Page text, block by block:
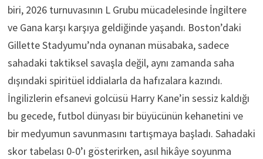
biri, 2026 turnuvasının L Grubu mücadelesinde İngiltere
ve Gana karşı karşıya geldiğinde yaşandı. Boston’daki
Gillette Stadyumu’nda oynanan müsabaka, sadece
sahadaki taktiksel savaşla değil, aynı zamanda saha
dışındaki spiritüel iddialarla da hafızalara kazındı.
İngilizlerin efsanevi golcüsü Harry Kane’in sessiz kaldığı
bu gecede, futbol dünyası bir büyücünün kehanetini ve
bir medyumun savunmasını tartışmaya başladı. Sahadaki
skor tabelası 0-0’ı gösterirken, asıl hikâye soyunma